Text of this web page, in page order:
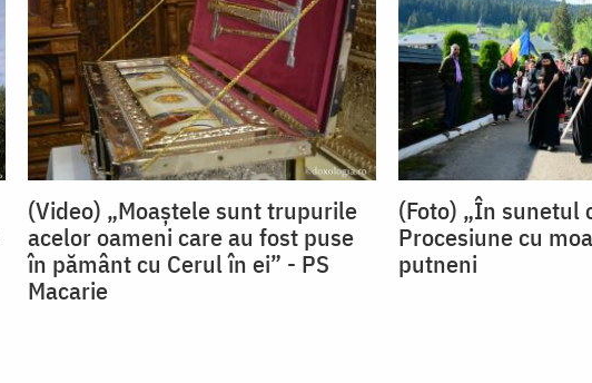
(Video) „Moaștele sunt trupurile
acelor oameni care au fost puse
în pământ cu Cerul în ei” - PS
Macarie
(Foto) „În sunetul
Procesiune cu
putneni